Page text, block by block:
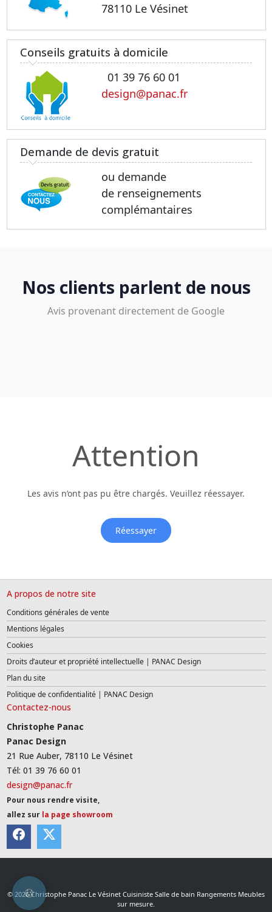
78110 Le Vésinet
Conseils gratuits à domicile
01 39 76 60 01
design@panac.fr
Demande de devis gratuit
ou demande
de renseignements
complémantaires
Nos clients parlent de nous
Avis provenant directement de Google
Attention
Les avis n’ont pas pu être chargés. Veuillez réessayer.
Réessayer
A propos de notre site
Conditions générales de vente
Mentions légales
Cookies
Droits d’auteur et propriété intellectuelle | PANAC Design
Plan du site
Politique de confidentialité | PANAC Design
Contactez-nous
Christophe Panac
Panac Design
21 Rue Auber, 78110 Le Vésinet
Tél: 01 39 76 60 01
design@panac.fr
Pour nous rendre visite,
allez sur la page showroom
© 2026 Christophe Panac Le Vésinet Cuisiniste Salle de bain Rangements Meubles
sur mesure.